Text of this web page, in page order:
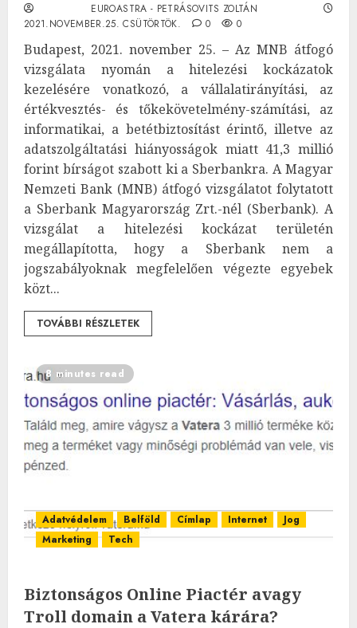
EUROASTRA - PETRÁSOVITS ZOLTÁN
2021.NOVEMBER.25. CSÜTÖRTÖK.
0 0
Budapest, 2021. november 25. – Az MNB átfogó
vizsgálata nyomán a hitelezési kockázatok
kezelésére vonatkozó, a vállalatirányítási, az
értékvesztés- és tőkekövetelmény-számítási, az
informatikai, a betétbiztosítást érintő, illetve az
adatszolgáltatási hiányosságok miatt 41,3 millió
forint bírságot szabott ki a Sberbankra. A Magyar
Nemzeti Bank (MNB) átfogó vizsgálatot folytatott
a Sberbank Magyarország Zrt.-nél (Sberbank). A
vizsgálat a hitelezési kockázat területén
megállapította, hogy a Sberbank nem a
jogszabályoknak megfelelően végezte egyebek
közt...
TOVÁBBI RÉSZLETEK
8 minutes read
Adatvédelem Belföld Címlap Internet
Jog
Marketing
Tech
Biztonságos Online Piactér avagy
Troll domain a Vatera kárára?